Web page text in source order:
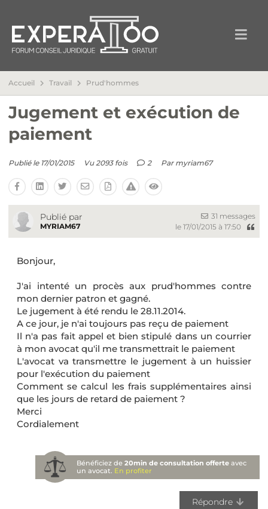
Accueil Travail Prud'hommes
Jugement et exécution de
paiement
Publié le 17/01/2015 Vu 2093 fois 2 Par myriam67
Publié par
MYRIAM67
31 messages
le 17/01/2015 à 17:50
Bonjour,
J'ai intenté un procès aux prud'hommes contre
mon dernier patron et gagné.
Le jugement à été rendu le 28.11.2014.
A ce jour, je n'ai toujours pas reçu de paiement
Il n'a pas fait appel et bien stipulé dans un courrier
à mon avocat qu'il me transmettrait le paiement
L'avocat va transmettre le jugement à un huissier
pour l'exécution du paiement
Comment se calcul les frais supplémentaires ainsi
que les jours de retard de paiement ?
Merci
Cordialement
Bénéficiez de20min de consultation offerte avec
un avocat. En profiter
Répondre